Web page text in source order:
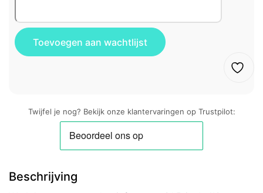
Twijfel je nog? Bekijk onze klantervaringen op Trustpilot:
Beschrijving